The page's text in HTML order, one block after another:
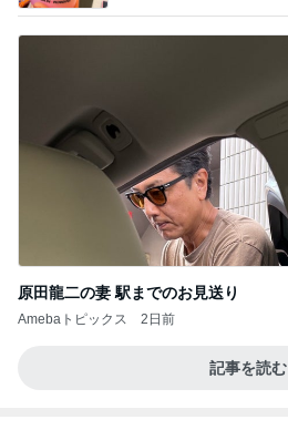
原田龍二の妻 駅までのお見送り
Amebaトピックス 2日前
記事を読む